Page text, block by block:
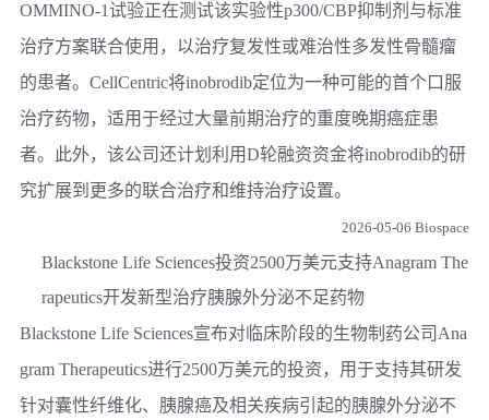
OMMINO-1试验正在测试该实验性p300/CBP抑制剂与标准
治疗方案联合使用，以治疗复发性或难治性多发性骨髓瘤
的患者。CellCentric将inobrodib定位为一种可能的首个口服
治疗药物，适用于经过大量前期治疗的重度晚期癌症患
者。此外，该公司还计划利用D轮融资资金将inobrodib的研
究扩展到更多的联合治疗和维持治疗设置。
2026-05-06 Biospace
Blackstone Life Sciences投资2500万美元支持Anagram The
rapeutics开发新型治疗胰腺外分泌不足药物
Blackstone Life Sciences宣布对临床阶段的生物制药公司Ana
gram Therapeutics进行2500万美元的投资，用于支持其研发
针对囊性纤维化、胰腺癌及相关疾病引起的胰腺外分泌不